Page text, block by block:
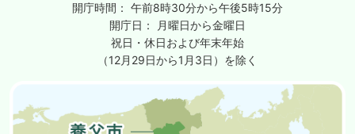
開庁時間： 午前8時30分から午後5時15分
開庁日：
月曜日から金曜日
祝日・休日および年末年始
（12月29日から1月3日）を除く